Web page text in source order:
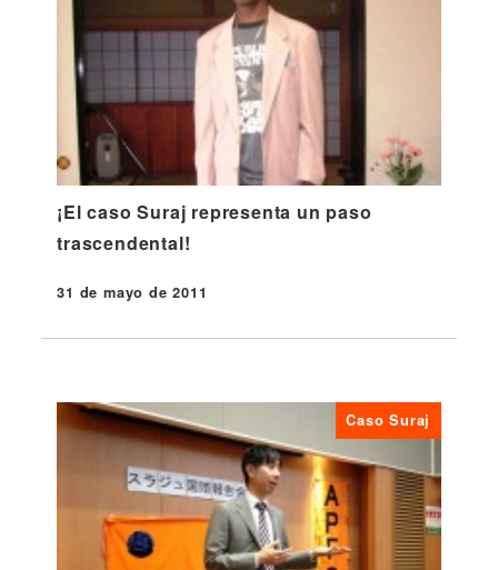
¡El caso Suraj representa un paso
trascendental!
Publicado
31 de mayo de 2011
Caso Suraj